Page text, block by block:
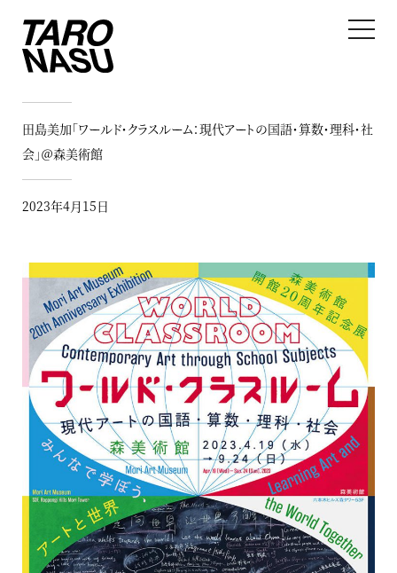
田島美加「ワールド・クラスルーム：現代アートの国語・算数・理科・社
会」＠森美術館
2023年4月15日